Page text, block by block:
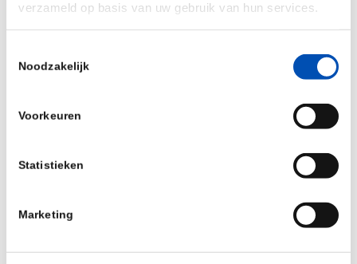
verzameld op basis van uw gebruik van hun services.
Noodzakelijk
Voorkeuren
Statistieken
Marketing
vergt een forse investering in
vooruitgang.